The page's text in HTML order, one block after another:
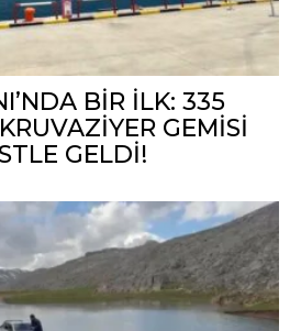
BİR İLK: 335
GEMİSİ
GELDİ!